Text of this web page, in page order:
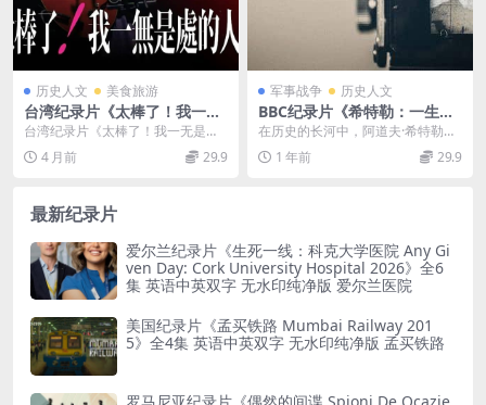
历史人文 美食旅游
台湾纪录片《太棒了！我一无
是处的人生 Awesome! My G
ood For Nothing Life 202
4》国语中字 无水印纯净版 10
台湾纪录片《太棒了！我一无是处
的人生 Awesome! My Good For ...
4 月前 29.9
军事战争 历史人文
BBC纪录片《希特勒：一生的
照片 Hitler: A Life In Pictur
es 2022》全4集 英语中英双
字 无水印纯净版 1080P/MK
在历史的长河中，阿道夫·希特勒是
一个无法被忽视的存在，他给世界
带来了巨大的灾难与...
1 年前 29.9
最新纪录片
爱尔兰纪录片《生死一线：科克大学医院 Any Gi
ven Day: Cork University Hospital 2026》全6
集 英语中英双字 无水印纯净版 爱尔兰医院
美国纪录片《孟买铁路 Mumbai Railway 201
5》全4集 英语中英双字 无水印纯净版 孟买铁路
罗马尼亚纪录片《偶然的间谍 Spioni De Ocazie